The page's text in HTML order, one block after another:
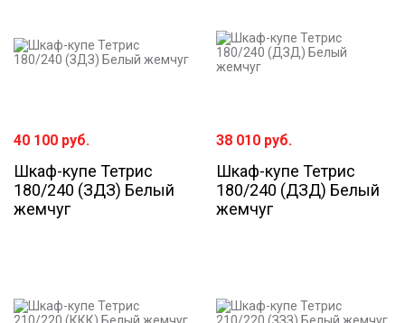
40 100 руб.
Шкаф-купе Тетрис
180/240 (ЗДЗ) Белый
жемчуг
38 010 руб.
Шкаф-купе Тетрис
180/240 (ДЗД) Белый
жемчуг